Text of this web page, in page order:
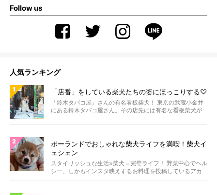
Follow us
人気ランキング
「店番」をしている柴犬たちの姿にほっこりする♡
「鈴木タバコ屋」さんの有名看板柴犬！ 東京の武蔵小金井
にある鈴木タバコ屋さん。その店先には有名な看板柴犬が
ポーランドでおしゃれな柴犬ライフを満喫！柴犬イ
ェシェン
スタイリッシュな生活×柴犬＝完璧ライフ！ 野菜中心でヘル
シー、しかもインスタ映えするお料理を投稿しているアカ
ウ...